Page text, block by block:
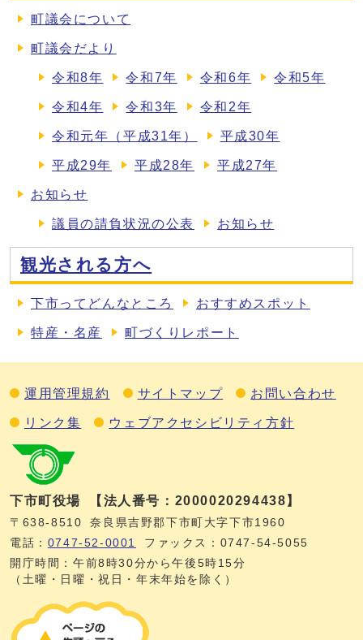
町議会について
町議会だより
令和8年 令和7年 令和6年 令和5年
令和4年 令和3年 令和2年
令和元年（平成31年） 平成30年
平成29年 平成28年 平成27年
お知らせ
議員の請負状況の公表 お知らせ
観光される方へ
下市ってどんなところ おすすめスポット
特産・名産 町づくりレポート
運用管理規約 サイトマップ お問い合わせ
リンク集 ウェブアクセシビリティ方針
下市町役場 【法人番号：2000020294438】
〒638-8510
奈良県吉野郡下市町大字下市1960
電話： 0747‐52‐0001
ファックス：0747‐54‐5055
開庁時間：午前8時30分から午後5時15分
（土曜・日曜・祝日・年末年始を除く）